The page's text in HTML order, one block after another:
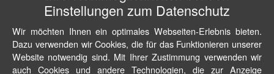
Einstellungen zum Datenschutz
Wir möchten Ihnen ein optimales Webseiten-Erlebnis bieten.
Dazu verwenden wir Cookies, die für das Funktionieren unserer
Website notwendig sind. Mit Ihrer Zustimmung verwenden wir
auch Cookies und andere Technologien, die zur Anzeige